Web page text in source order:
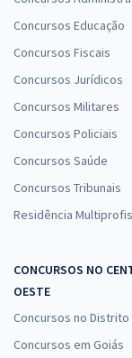
Concursos Educação
Concursos Fiscais
Concursos Jurídicos
Concursos Militares
Concursos Policiais
Concursos Saúde
Concursos Tribunais
Residência
CONCURSOS NO
OESTE
Concursos no
Concursos em Goiás